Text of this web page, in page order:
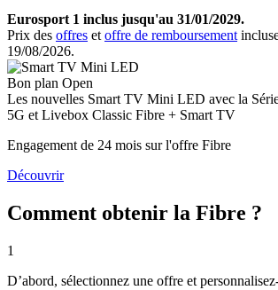
Eurosport 1 inclus jusqu'au 31/01/2029.
Prix des offres etoffre de remboursement
19/08/2026.
Bon plan Open
Les nouvelles Smart TV Mini LED avec la
5G et Livebox Classic Fibre + Smart TV
Engagement de 24 mois sur l'offre Fibre
Découvrir
Comment obtenir la Fibre ?
1
D’abord, sélectionnez une offre et